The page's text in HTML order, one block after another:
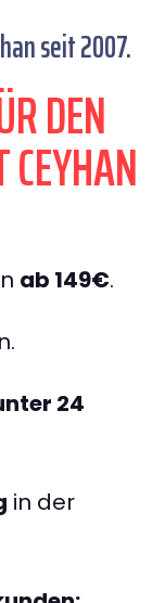
seit 2007.
DEN
ab 149€.
24
in der